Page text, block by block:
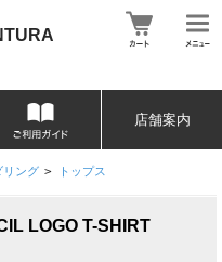
店舗案内
リング > トップス
LOGO T-SHIRT